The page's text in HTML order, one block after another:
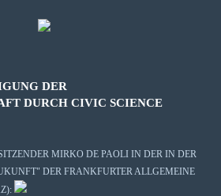
DER
DURCH CIVIC SCIENCE
MIRKO DE PAOLI IN DER IN DER
DER FRANKFURTER ALLGEMEINE